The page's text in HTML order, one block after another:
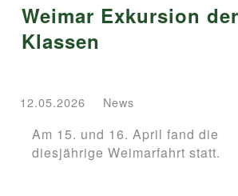
Weimar Exkursion
Klassen
12.05.2026 News
Am 15. und 16. April fand die
diesjährige Weimarfahrt statt.